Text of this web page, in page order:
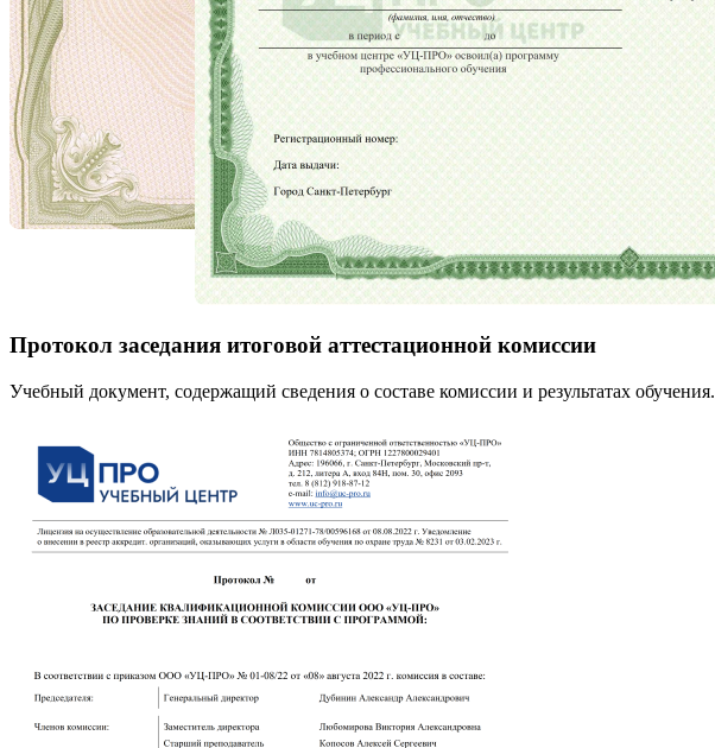
Протокол заседания итоговой аттестационной комиссии
Учебный документ, содержащий сведения о составе комиссии и результатах обучения.